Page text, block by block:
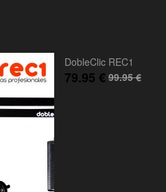
DobleClic REC1
99.95€
79.95 €